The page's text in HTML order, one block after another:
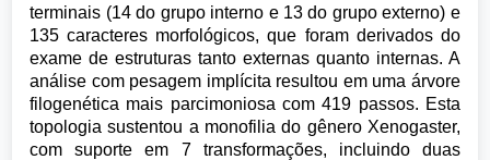
terminais (14 do grupo interno e 13 do grupo externo) e
135 caracteres morfológicos, que foram derivados do
exame de estruturas tanto externas quanto internas. A
análise com pesagem implícita resultou em uma árvore
filogenética mais parcimoniosa com 419 passos. Esta
topologia sustentou a monofilia do gênero Xenogaster,
com suporte em 7 transformações, incluindo duas